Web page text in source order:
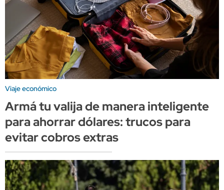
Viaje económico
Armá tu valija de manera inteligente
para ahorrar dólares: trucos para
evitar cobros extras